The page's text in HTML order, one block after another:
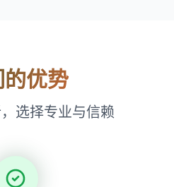
优势
选择专业与信赖